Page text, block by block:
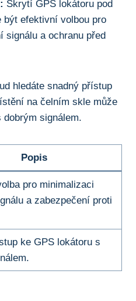
Skrytí GPS lokátoru ‍pod
⁢být efektivní volbou pro
signálu ⁤a ochranu před
hledáte snadný přístup⁢
na čelním skle⁣ může
dobrým signálem.
Popis
pro minimalizaci
⁤a⁤ zabezpečení proti
ke GPS lokátoru s